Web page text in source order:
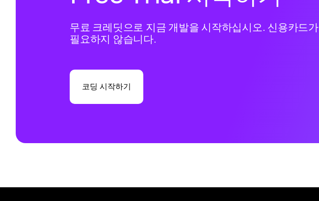
무료 크레딧으로 지금 개발을 시작하십시오. 신용카드가
필요하지 않습니다.
코딩 시작하기